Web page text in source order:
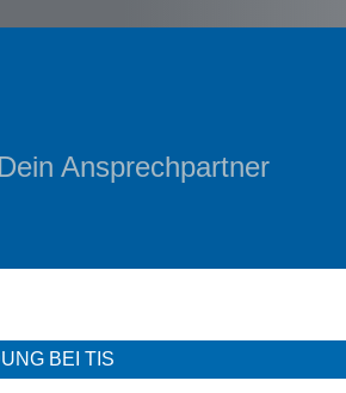
Dein Ansprechpartner
BEI TIS